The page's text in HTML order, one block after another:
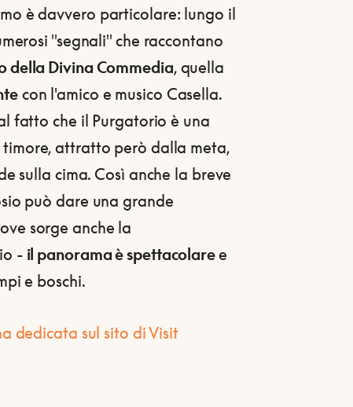
è davvero particolare: lungo il
"segnali" che raccontano
della Divina Commedia, quella
con l'amico e musico Casella.
fatto che il Purgatorio è una
attratto però dalla meta,
sulla cima. Così anche la breve
può dare una grande
sorge anche la
- il panorama è spettacolaree
e boschi.
dedicata sul sito di Visit